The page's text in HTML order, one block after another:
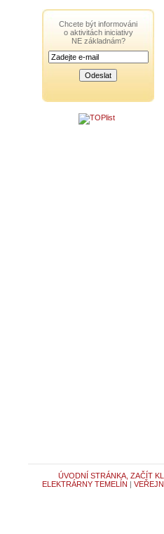
Chcete být informováni
o aktivitách iniciativy
NE základnám?
ÚVODNÍ STRÁNKA, ZAČÍT
ELEKTRÁRNY TEMELÍN